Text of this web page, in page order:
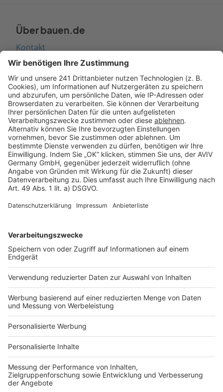
Über bauen.de
Kontakt
Seitenaufbau
Barrierefreiheit
Cookie Einstellungen
Rechtliches
AGB-Übersicht
Datenschutz
Impressum
Services
Bauprojekt-Quiz
Häuser-Suche
Hausanbieter-Suche
Bauprojekt-Profil
Für Unternehmen
Ihre Baufirma auf bauen.de
Kostenloses Infogespräch